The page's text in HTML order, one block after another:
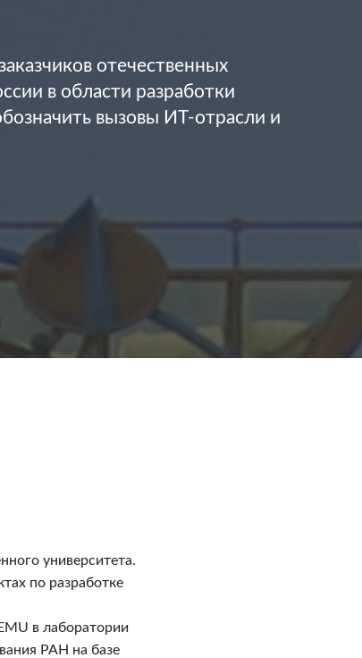
отечественных
в области разработки
вызовы ИТ-отрасли и
университета.
по разработке
в лаборатории
РАН на базе